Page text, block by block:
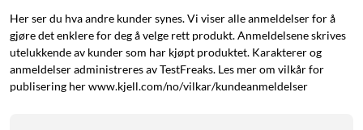
Her ser du hva andre kunder synes. Vi viser alle anmeldelser for å
gjøre det enklere for deg å velge rett produkt. Anmeldelsene skrives
utelukkende av kunder som har kjøpt produktet. Karakterer og
anmeldelser administreres av TestFreaks. Les mer om vilkår for
publisering her www.kjell.com/no/vilkar/kundeanmeldelser